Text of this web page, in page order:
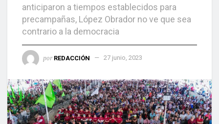
anticiparon a tiempos establecidos para
precampañas, López Obrador no ve que sea
contrario a la democracia
por REDACCIÓN 27 junio, 2023